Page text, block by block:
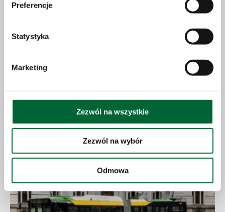
Preferencje
Statystyka
Marketing
Zezwól na wszystkie
Zezwól na wybór
Odmowa
Datos técnicos